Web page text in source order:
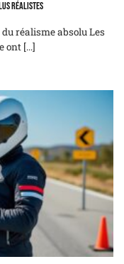
réalistes
réalisme absolu Les
ont [...]